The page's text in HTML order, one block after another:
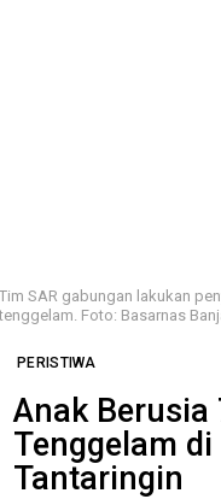
Tim SAR gabungan lakukan
tenggelam. Foto: Basarnas
PERISTIWA
Anak Berusia
Tenggelam
Tantaringin